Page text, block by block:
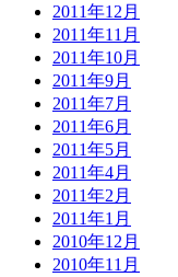
2011年12月
2011年11月
2011年10月
2011年9月
2011年7月
2011年6月
2011年5月
2011年4月
2011年2月
2011年1月
2010年12月
2010年11月